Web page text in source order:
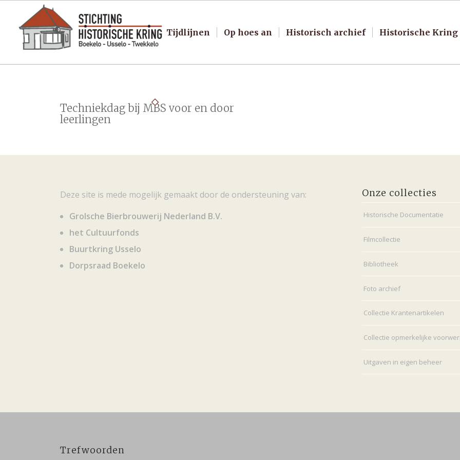
Tijdlijnen Op hoes an Historisch archief Historische Kring
Techniekdag bij MBS voor en door
leerlingen
Deze site is mede mogelijk gemaakt door de ondersteuning van:
Grolsche Bierbrouwerij Nederland B.V.
het Cultuurfonds
Buurtkring Usselo
Dorpsraad Boekelo
Onze collecties
Historische Documentatie
Filmcollectie
Bibliotheek
Foto archief
Collectie Krantenartikelen
Collectie opmerkelijke
Uitgaven in eigen beheer
Trefwoorden